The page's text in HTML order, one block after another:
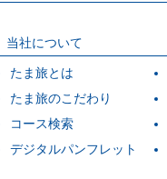
当社について
たま旅とは
たま旅のこだわり
コース検索
デジタルパンフレット